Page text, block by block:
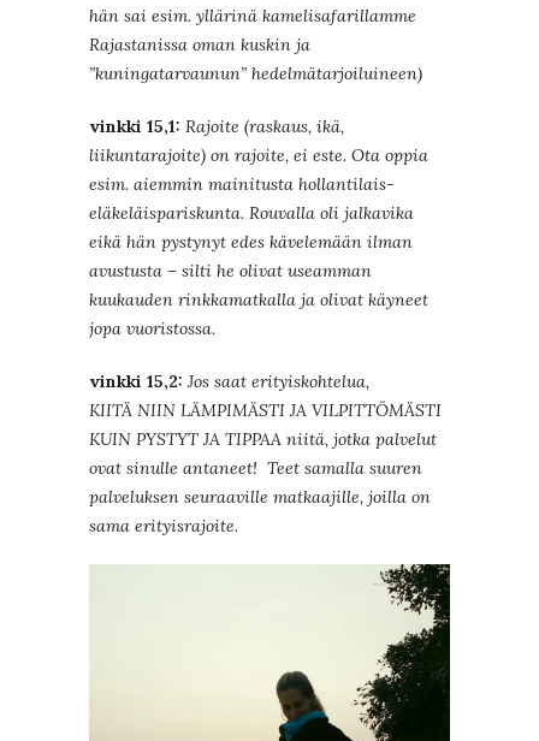
hän sai esim. yllärinä kamelisafarillamme
Rajastanissa oman kuskin ja
”kuningatarvaunun” hedelmätarjoiluineen)
vinkki 15,1: Rajoite (raskaus, ikä,
liikuntarajoite) on rajoite, ei este. Ota oppia
esim. aiemmin mainitusta hollantilais-
eläkeläispariskunta. Rouvalla oli jalkavika
eikä hän pystynyt edes kävelemään ilman
avustusta – silti he olivat useamman
kuukauden rinkkamatkalla ja olivat käyneet
jopa vuoristossa.
vinkki 15,2: Jos saat erityiskohtelua,
KIITÄ NIIN LÄMPIMÄSTI JA VILPITTÖMÄSTI
KUIN PYSTYT JA TIPPAA niitä, jotka palvelut
ovat sinulle antaneet! Teet samalla suuren
palveluksen seuraaville matkaajille, joilla on
sama erityisrajoite.